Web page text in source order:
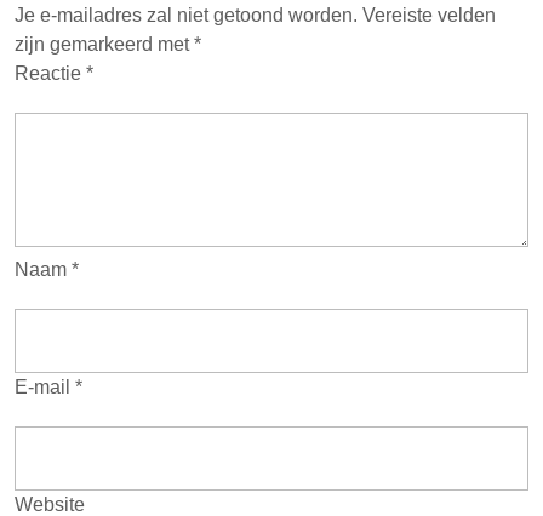
Je e-mailadres zal niet getoond worden. Vereiste velden
zijn gemarkeerd met*
Reactie *
Naam *
E-mail *
Website